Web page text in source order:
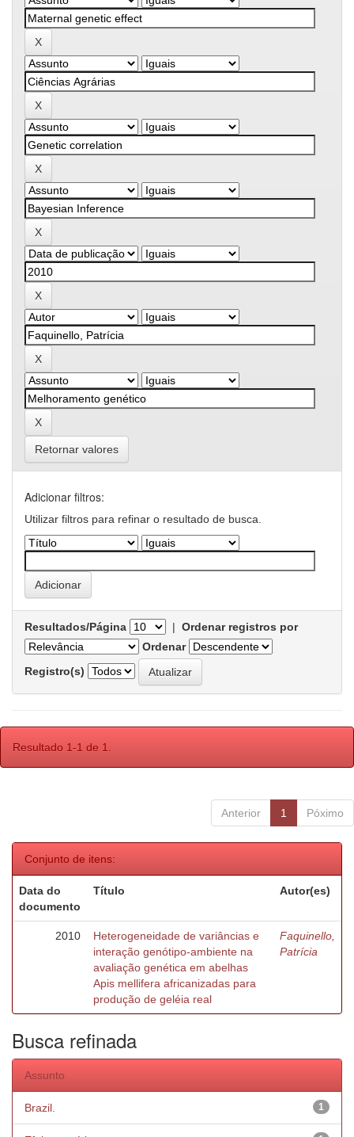
Retornar valores
Adicionar filtros:
Utilizar filtros para refinar o resultado de busca.
Resultados/Página | Ordenar registros por
Ordenar
Registro(s)
Resultado 1-1 de 1.
Anterior 1 Póximo
Conjunto de itens:
Data do
documento
Título Autor(es)
2010
Heterogeneidade de variâncias e
interação genótipo-ambiente na
avaliação genética em abelhas
Apis mellifera africanizadas para
produção de geléia real
Faquinello,
Patrícia
Busca refinada
Assunto
1
Brazil.